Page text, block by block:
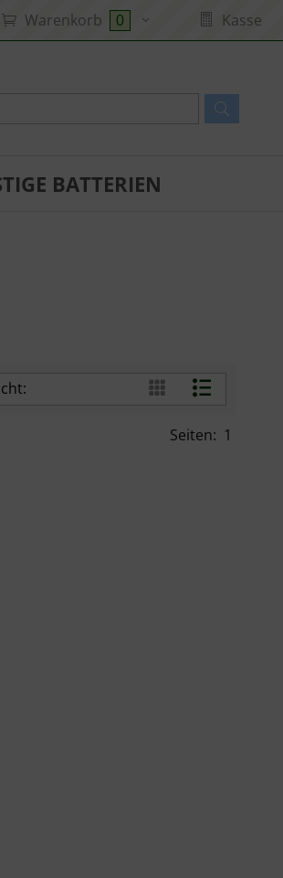
Warenkorb 0 Kasse
BATTERIEN
Seiten: 1